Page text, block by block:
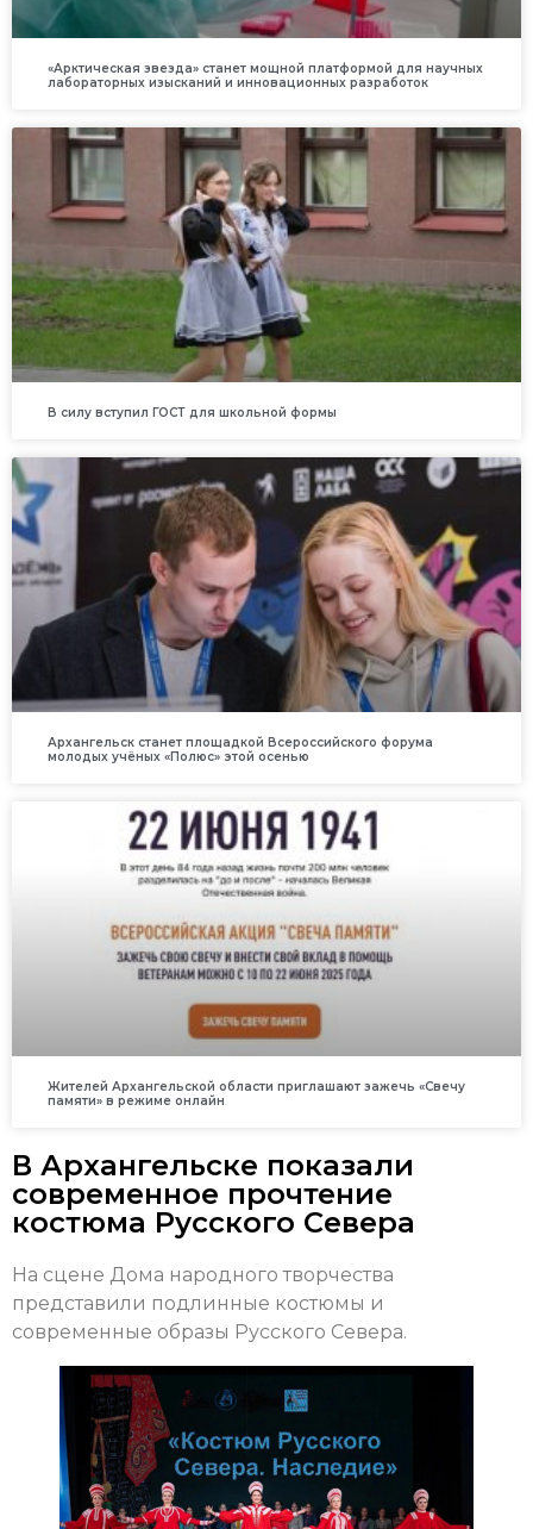
«Арктическая звезда» станет мощной платформой для научных
лабораторных изысканий и инновационных разработок
В силу вступил ГОСТ для школьной формы
Архангельск станет площадкой Всероссийского форума
молодых учёных «Полюс» этой осенью
Жителей Архангельской области приглашают зажечь «Свечу
памяти» в режиме онлайн
В Архангельске показали
современное прочтение
костюма Русского Севера
На сцене Дома народного творчества
представили подлинные костюмы и
современные образы Русского Севера.